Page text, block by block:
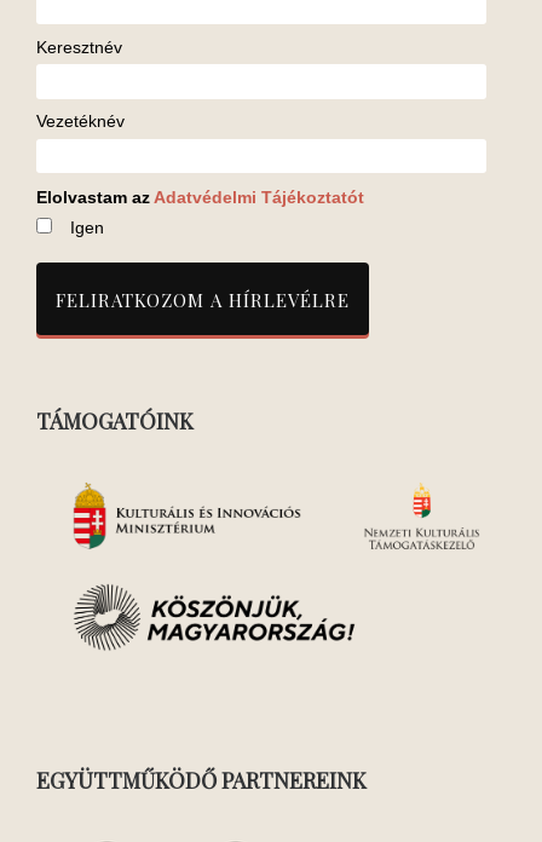
Keresztnév
Vezetéknév
Elolvastam az Adatvédelmi Tájékoztatót
Igen
TÁMOGATÓINK
EGYÜTTMŰKÖDŐ PARTNEREINK